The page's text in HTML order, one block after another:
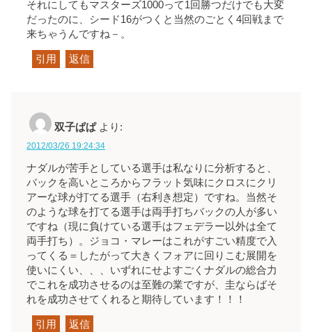
それにしてもマスターズ1000って1回勝つだけでも大変
だったのに、シード16がつくと当然のごとく4回戦まで
来ちゃうんですね－。
引用 返信
双子ぱぱ より:
2012/03/26 19:24:34
ナダルが苦手としている選手は私なりに分析すると、
バックを高いところからフラット気味にクロスにクリ
アーな球が打てる選手（右利き想定）ですね。当然そ
のような球を打てる選手は両手打ちバックの人が多い
ですね（現に負けている選手はフェデラー以外は全て
両手打ち）。ジョコ・マレーはこれがすごい精度で入
ってくる＝したがって大きくフォアに回りこむ展開を
使いにくい、、、いずれにせよすごくナダルの総合力
でこれを成功させるのは至難の業ですが、圭ならばそ
れを成功させてくれると期待しています！！！
引用 返信